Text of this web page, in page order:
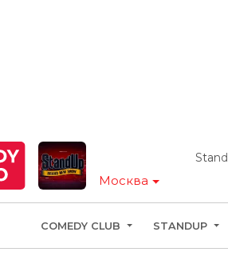
Москва
StandUp
COMEDY CLUB STANDUP